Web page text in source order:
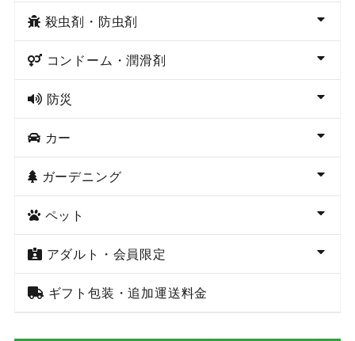
殺虫剤・防虫剤
コンドーム・潤滑剤
防災
カー
ガーデニング
ペット
アダルト・会員限定
ギフト包装・追加運送料金